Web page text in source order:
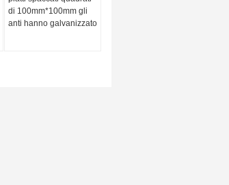
di 100mm*100mm gli
anti hanno galvanizzato